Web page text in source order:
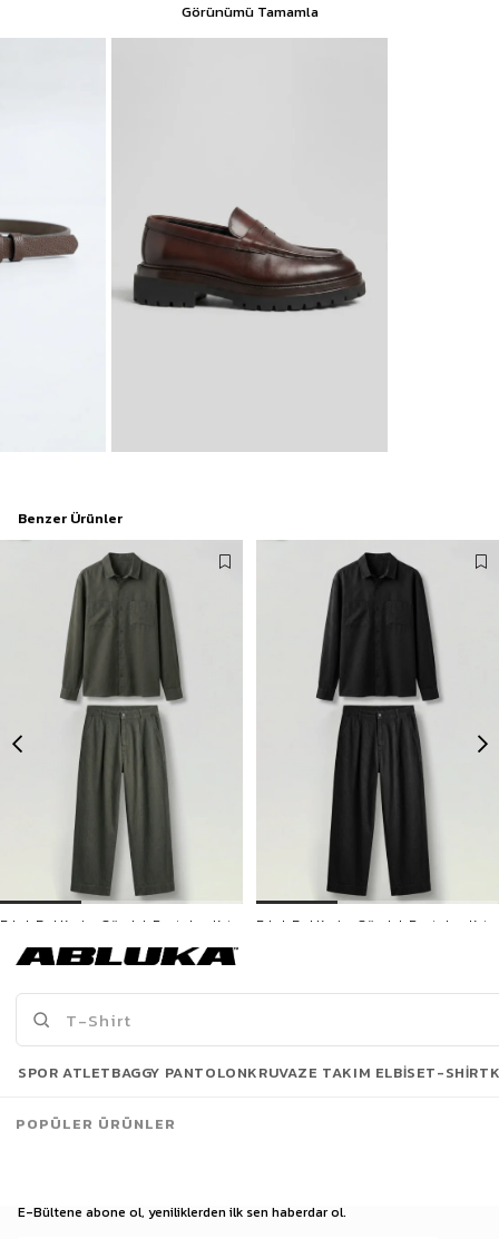
Görünümü Tamamla
Benzer Ürünler
2.599,90 TL
İNDİRİM
İNDİRİM
Son Bakılanlar
E-Bültene abone ol, yeniliklerden ilk sen haberdar ol.
SPOR ATLETBAGGY PANTOLONKRUVAZE TAKIM ELBISET-SHIRT
POPÜLER ÜRÜNLER